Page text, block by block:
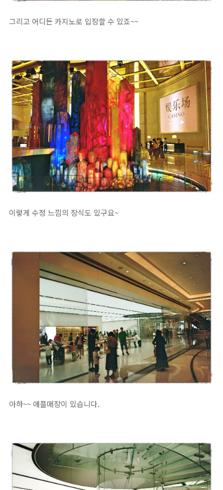
그리고 어디든 카지노로 입장할 수 있죠~~
이렇게 수정 느낌의 장식도 있구요~
아하~~ 애플매장이 있습니다.